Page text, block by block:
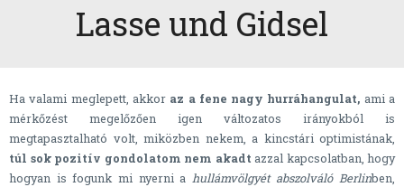
Lasse und Gidsel
Ha valami meglepett, akkoraz a fene nagy hurráhangulat, ami a
mérkőzést megelőzően igen változatos irányokból is
megtapasztalható volt, miközben nekem, a kincstári optimistának,
túl sok pozitív gondolatom nem akadt azzal kapcsolatban, hogy
hogyan is fogunk mi nyerni a hullámvölgyét abszolváló Berlinben,